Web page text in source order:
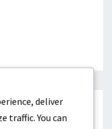
deliver
traffic. You can